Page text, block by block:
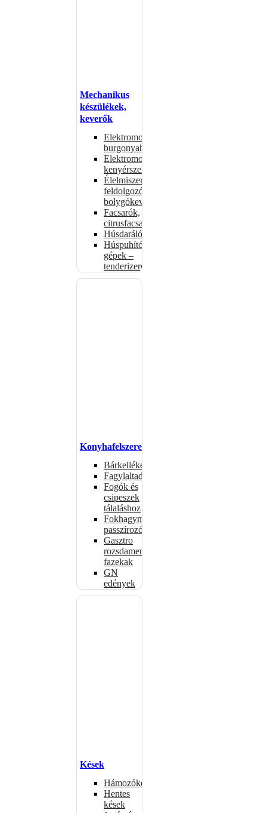
Mechanikus
készülékek,
keverők
Elektromos
burgonyahámozók
Elektromos
kenyérszeletelők
Élelmiszer-
feldolgozók –
bolygókeverők
Facsarók,
citrusfacsarók
Húsdarálók
Húspuhító
gépek –
tenderizerek
Konyhafelszerelés
Bárkellékek
Fagylaltadagolók
Fogók és
csipeszek
tálaláshoz
Fokhagymaprések,
passzírozók
Gasztro
rozsdamentes
fazekak
GN
edények
Kések
Hámozókések
Hentes
kések